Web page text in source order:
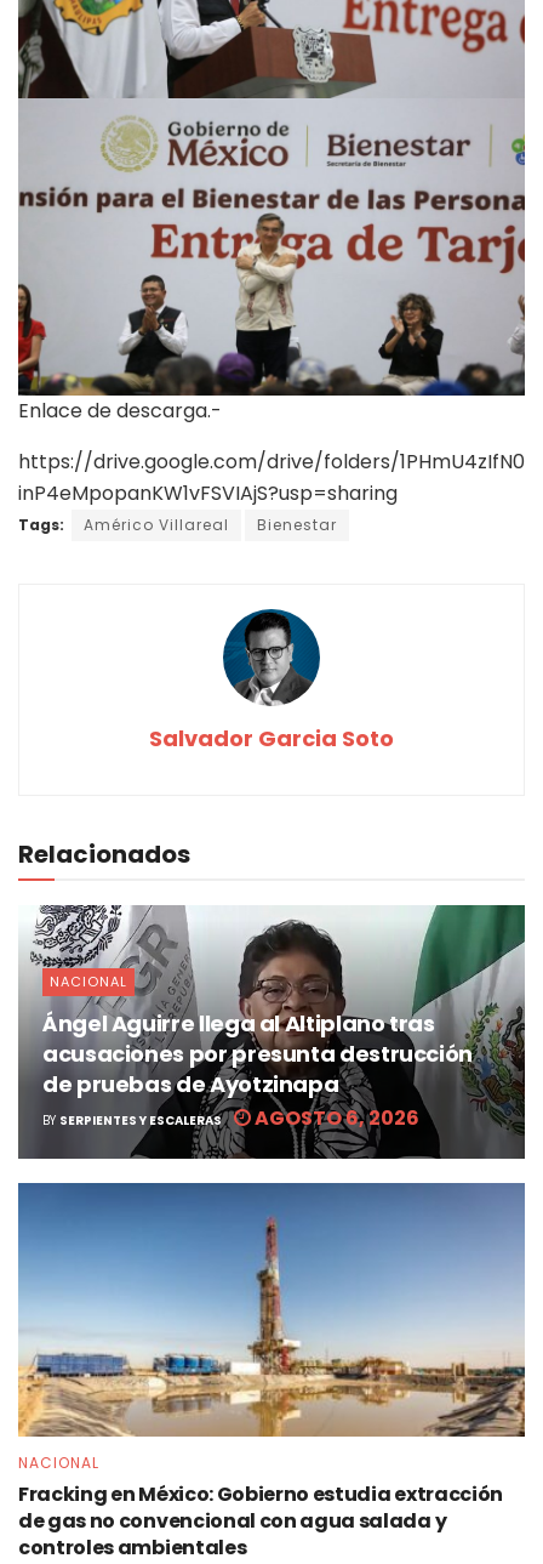
Enlace de descarga.-
https://drive.google.com/drive/folders/1PHmU4zIfN0
inP4eMpopanKW1vFSVIAjS?usp=sharing
Tags: Américo Villareal Bienestar
Salvador Garcia Soto
Relacionados
NACIONAL
Ángel Aguirre llega al Altiplano tras
acusaciones por presunta destrucción
de pruebas de Ayotzinapa
BY SERPIENTES Y ESCALERAS AGOSTO 6, 2026
NACIONAL
Fracking en México: Gobierno estudia extracción
de gas no convencional con agua salada y
controles ambientales